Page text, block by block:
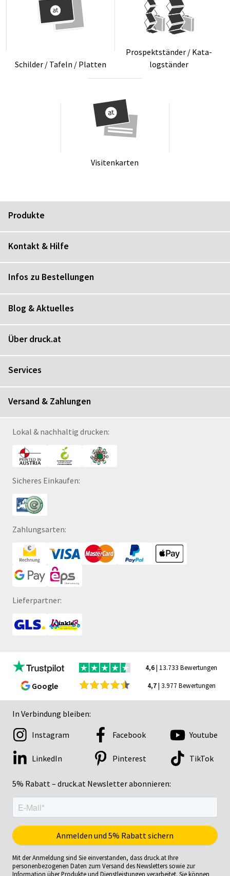
Schil­der / Ta­feln / Plat­ten
Pro­spektstän­der / Ka­ta­
logstän­der
Vi­si­ten­kar­ten
Produkte
Kontakt & Hilfe
Infos zu Bestellungen
Blog & Aktuelles
Über druck.at
Services
Versand & Zahlungen
Lokal & nachhaltig drucken:
Sicheres Einkaufen:
Zahlungsarten:
Lieferpartner:
4,6| 13.733 Bewertungen
Google 4,7| 3.977 Bewertungen
In Verbindung bleiben:
5% Rabatt – druck.at Newsletter abonnieren:
Instagram Facebook Youtube
LinkedIn Pinterest TikTok
Mit der Anmeldung sind Sie einverstanden, dass druck.at Ihre
personenbezogenen Daten zum Versand des Newsletters sowie zur
Information über Produkte und Dienstleistungen verarbeitet. Sie können